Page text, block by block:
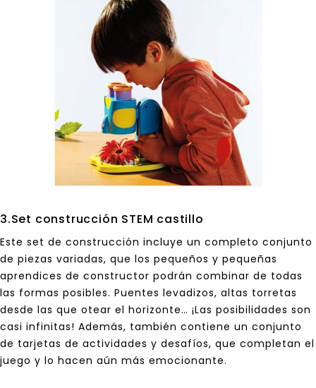
3.Set construcción STEM castillo
Este set de construcción incluye un completo conjunto
de piezas variadas, que los pequeños y pequeñas
aprendices de constructor podrán combinar de todas
las formas posibles. Puentes levadizos, altas torretas
desde las que otear el horizonte… ¡Las posibilidades son
casi infinitas! Además, también contiene un conjunto
de tarjetas de actividades y desafíos, que completan el
juego y lo hacen aún más emocionante.